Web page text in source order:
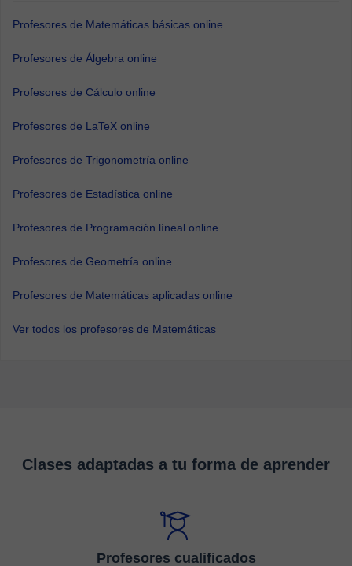
Profesores de Matemáticas básicas online
Profesores de Álgebra online
Profesores de Cálculo online
Profesores de LaTeX online
Profesores de Trigonometría online
Profesores de Estadística online
Profesores de Programación líneal online
Profesores de Geometría online
Profesores de Matemáticas aplicadas online
Ver todos los profesores de Matemáticas
Clases adaptadas a tu forma de aprender
Profesores cualificados